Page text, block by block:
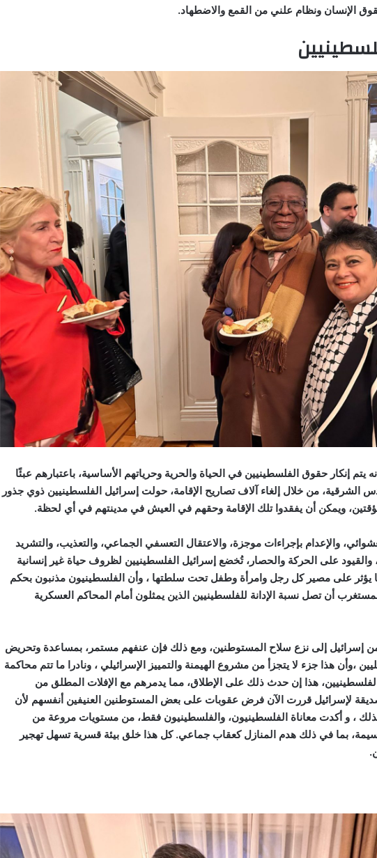
الإنسان ونظام علني من القمع والاضطهاد.
إنكار حقوق الفلسطينيين في الحياة والحرية وحرياتهم الأساسية، باعتبارهم عبئًا
الشرقية، من خلال إلغاء آلاف تصاريح الإقامة، حولت إسرائيل الفلسطينيين ذوي جذور
مؤقتين، ويمكن أن يفقدوا تلك الإقامة وحقهم في العيش في مدينتهم في أي لحظة.
والإعدام بإجراءات موجزة، والاعتقال التعسفي الجماعي، والتعذيب، والتشريد
على الحركة والحصار، تُخضع إسرائيل الفلسطينيين لظروف حياة غير إنسانية
يؤثر على مصير كل رجل وامرأة وطفل تحت سلطتها ، وأن الفلسطينيون مذنبون بحكم
أن تصل نسبة الإدانة للفلسطينيين الذين يمثلون أمام المحاكم العسكرية
إسرائيل إلى نزع سلاح المستوطنين، ومع ذلك فإن عنفهم مستمر، بمساعدة وتحريض
،وأن هذا جزء لا يتجزأ من مشروع الهيمنة والتمييز الإسرائيلي ، ونادرا ما تتم محاكمة
هذا إن حدث ذلك على الإطلاق، مما يدمرهم مع الإفلات المطلق من
لإسرائيل قررت الآن فرض عقوبات على بعض المستوطنين العنيفين أنفسهم لأن
، و أكدت معاناة الفلسطينيون، والفلسطينيون فقط، من مستويات مروعة من
بما في ذلك هدم المنازل كعقاب جماعي. كل هذا خلق بيئة قسرية تسهل تهجير